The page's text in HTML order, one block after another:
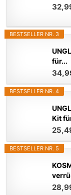
BESTSELLER NR. 3
für...
BESTSELLER NR. 4
Kit
BESTSELLER NR. 5